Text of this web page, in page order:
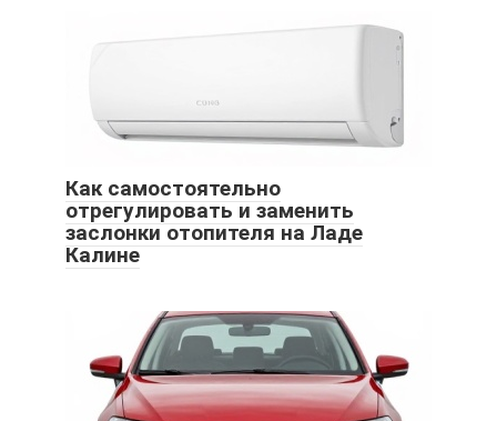
Как самостоятельно
отрегулировать и заменить
заслонки отопителя на Ладе
Калине